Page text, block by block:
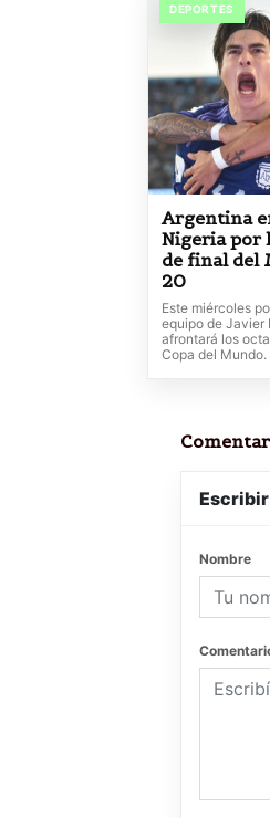
DEPORTES
Argentina
Nigeria por
de final del
20
Este miércoles
equipo de Javier
afrontará los
Copa del Mundo.
Nombre